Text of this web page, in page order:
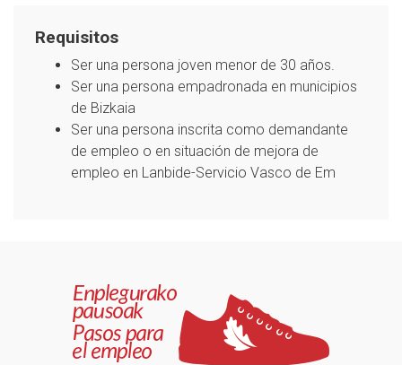
Requisitos
Ser una persona joven menor de 30 años.
Ser una persona empadronada en municipios
de Bizkaia
Ser una persona inscrita como demandante
de empleo o en situación de mejora de
empleo en Lanbide-Servicio Vasco de Em